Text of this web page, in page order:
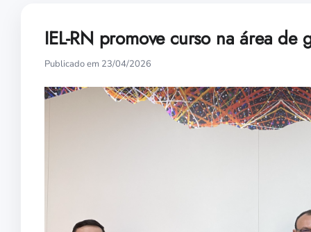
IEL-RN promove curso na área de
Publicado em 23/04/2026